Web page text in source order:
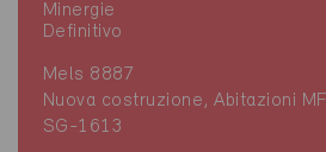
Minergie
Definitivo
Mels 8887
Nuova costruzione, Abitazioni MF
SG-1613